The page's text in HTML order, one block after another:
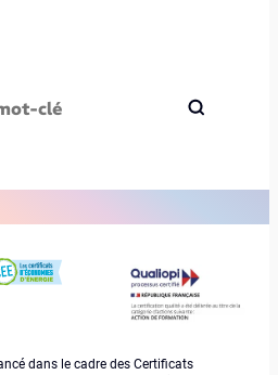
dans le cadre des Certificats